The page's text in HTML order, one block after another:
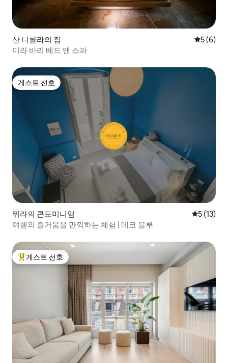
산 니콜라의 집 평점 5점
5 (6)
미라 바리 베드 앤 스파
게스트 선호
게스트 선호
뮈라의 콘도미니엄 평점 5점
5 (13)
여행의 즐거움을 만끽하는 체험 | 데코 블루
상위 게스트 선호
게스트 선호